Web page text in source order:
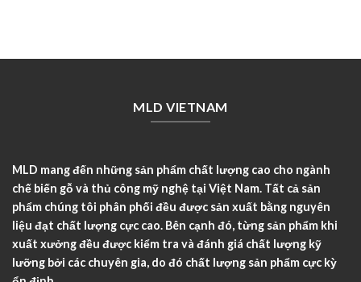
MLD VIETNAM
MLD mang đến những sản phẩm chất lượng cao cho ngành
chế biến gỗ và thủ công mỹ nghệ tại Việt Nam. Tất cả sản
phẩm chúng tôi phân phối đều được sản xuất bằng nguyên
liệu đạt chất lượng cực cao. Bên cạnh đó, từng sản phẩm khi
xuất xưởng đều được kiểm tra và đánh giá chất lượng kỹ
lưỡng bởi các chuyên gia, do đó chất lượng sản phẩm cực kỳ